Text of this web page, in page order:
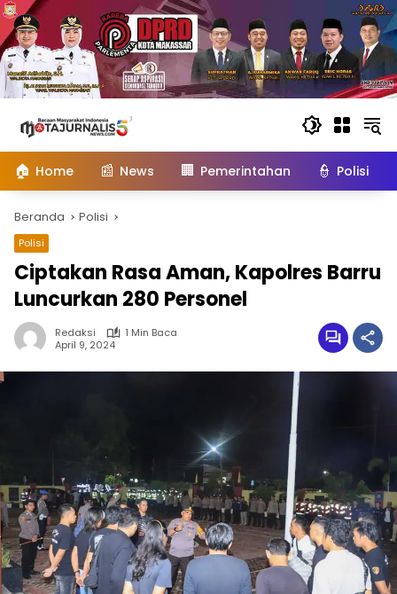
konten
🏠 Home 📰 News 🏢 Pemerintahan 👮 Polisi
Beranda Polisi
Polisi
Ciptakan Rasa Aman, Kapolres Barru
Luncurkan 280 Personel
Redaksi
1 Min Baca
April 9, 2024